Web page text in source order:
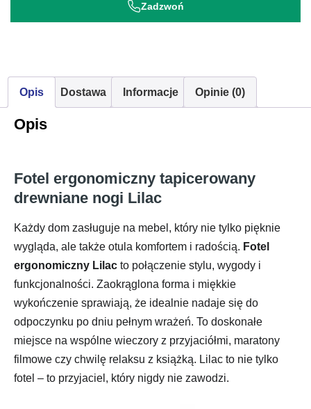
Zadzwoń
Opis Dostawa Informacje Opinie (0)
Opis
Fotel ergonomiczny tapicerowany
drewniane nogi Lilac
Każdy dom zasługuje na mebel, który nie tylko pięknie
wygląda, ale także otula komfortem i radością. Fotel
ergonomiczny Lilac to połączenie stylu, wygody i
funkcjonalności. Zaokrąglona forma i miękkie
wykończenie sprawiają, że idealnie nadaje się do
odpoczynku po dniu pełnym wrażeń. To doskonałe
miejsce na wspólne wieczory z przyjaciółmi, maratony
filmowe czy chwilę relaksu z książką. Lilac to nie tylko
fotel – to przyjaciel, który nigdy nie zawodzi.